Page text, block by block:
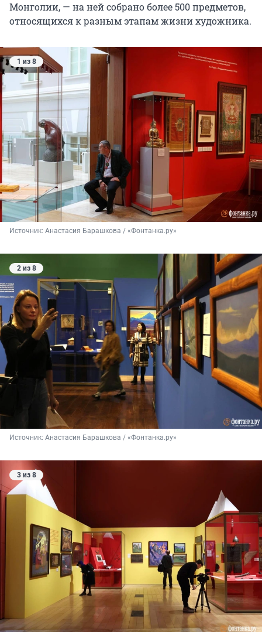
Монголии, — на ней собрано более 500 предметов,
относящихся к разным этапам жизни художника.
1 из 8
Источник: Анастасия Барашкова / «Фонтанка.ру»
2 из 8
Источник: Анастасия Барашкова / «Фонтанка.ру»
3 из 8